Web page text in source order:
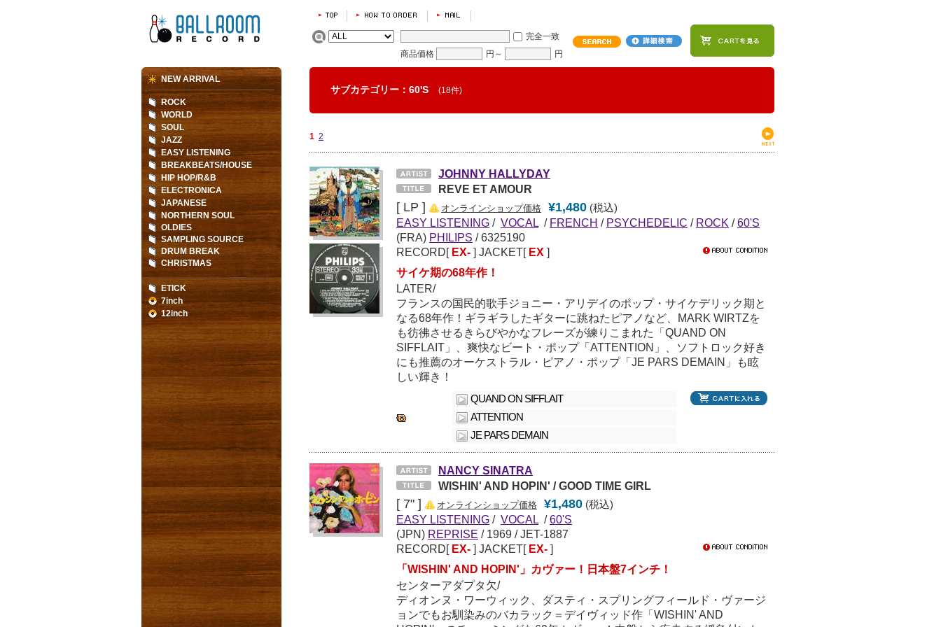
完全一致
商品価格
円～ 円
サブカテゴリー：60'S (18件)
1 2
JOHNNY HALLYDAY
REVE ET AMOUR
[ LP ] オンラインショップ価格 ¥1,480 (税込)
EASY LISTENING / VOCAL / FRENCH / PSYCHEDELIC / ROCK / 60'S
(FRA) PHILIPS / 6325190
RECORD[ EX- ] JACKET[ EX ]
サイケ期の68年作！
LATER/
フランスの国民的歌手ジョニー・アリデイのポップ・サイケデリック期と
なる68年作！ギラギラしたギターに跳ねたピアノなど、MARK WIRTZを
も彷彿させるきらびやかなフレーズが練りこまれた「QUAND ON
SIFFLAIT」、爽快なビート・ポップ「ATTENTION」、ソフトロック好き
にも推薦のオーケストラル・ピアノ・ポップ「JE PARS DEMAIN」も眩
しい輝き！
QUAND ON SIFFLAIT
ATTENTION
JE PARS DEMAIN
NANCY SINATRA
WISHIN' AND HOPIN' / GOOD TIME GIRL
[ 7" ] オンラインショップ価格 ¥1,480 (税込)
EASY LISTENING / VOCAL / 60'S
(JPN) REPRISE /1969 / JET-1887
RECORD[ EX- ] JACKET[ EX- ]
「WISHIN' AND HOPIN'」カヴァー！日本盤7インチ！
センターアダプタ欠/
ディオンヌ・ワーウィック、ダスティ・スプリングフィールド・ヴァージ
ョンでもお馴染みのバカラック＝デイヴィッド作「WISHIN' AND
NEW ARRIVAL
ROCK
WORLD
SOUL
JAZZ
EASY LISTENING
BREAKBEATS/HOUSE
HIP HOP/R&B
ELECTRONICA
JAPANESE
NORTHERN SOUL
OLDIES
SAMPLING SOURCE
DRUM BREAK
CHRISTMAS
ETICK
7inch
12inch